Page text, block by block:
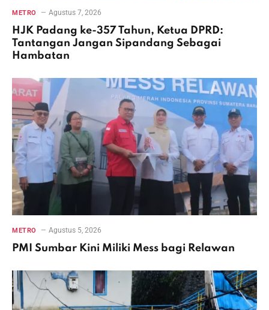
METRO Agustus 7, 2026
HJK Padang ke-357 Tahun, Ketua DPRD:
Tantangan Jangan Sipandang Sebagai
Hambatan
METRO Agustus 5, 2026
PMI Sumbar Kini Miliki Mess bagi Relawan